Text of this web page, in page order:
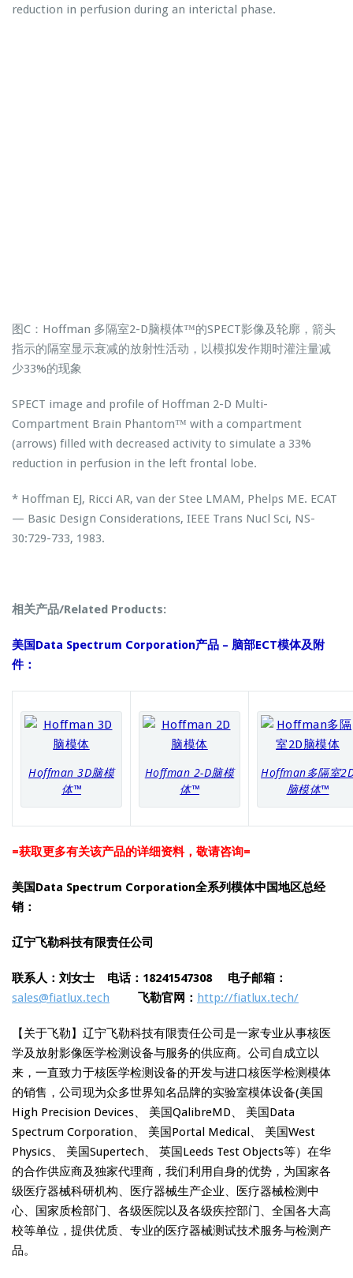
reduction in perfusion during an interictal phase.
图C：Hoffman 多隔室2-D脑模体™的SPECT影像及轮廓，箭头
指示的隔室显示衰减的放射性活动，以模拟发作期时灌注量减
少33%的现象
SPECT image and profile of Hoffman 2-D Multi-
Compartment Brain Phantom™ with a compartment
(arrows) filled with decreased activity to simulate a 33%
reduction in perfusion in the left frontal lobe.
* Hoffman EJ, Ricci AR, van der Stee LMAM, Phelps ME. ECAT
— Basic Design Considerations, IEEE Trans Nucl Sci, NS-
30:729-733, 1983.
相关产品/Related Products:
美国Data Spectrum Corporation产品 – 脑部ECT模体及附
件：
Hoffman 3D脑模
体™
Hoffman 2-D脑模
体™
Hoffman多隔室
脑模体™
=获取更多有关该产品的详细资料，敬请咨询=
美国Data Spectrum Corporation全系列模体中国地区总经
销：
辽宁飞勒科技有限责任公司
联系人：刘女士 电话：18241547308
电子邮箱：
sales@fiatlux.tech
飞勒官网： http://fiatlux.tech/
【关于飞勒】辽宁飞勒科技有限责任公司是一家专业从事核医
学及放射影像医学检测设备与服务的供应商。公司自成立以
来，一直致力于核医学检测设备的开发与进口核医学检测模体
的销售，公司现为众多世界知名品牌的实验室模体设备(美国
High Precision Devices、 美国QalibreMD、 美国Data
Spectrum Corporation、 美国Portal Medical、 美国West
Physics、 美国Supertech、 英国Leeds Test Objects等）在华
的合作供应商及独家代理商，我们利用自身的优势，为国家各
级医疗器械科研机构、医疗器械生产企业、医疗器械检测中
心、国家质检部门、各级医院以及各级疾控部门、全国各大高
校等单位，提供优质、专业的医疗器械测试技术服务与检测产
品。